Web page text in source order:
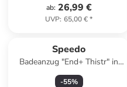
ab: 26,99 €
UVP: 65,00 €*
Speedo
Badeanzug "End+ Thistr" in
Dunkelblau
-55%